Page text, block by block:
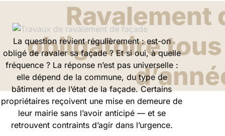
Ravalement
obligatoire
La question revient régulièrement : est-on
obligé de ravaler sa façade ? Et si oui, à quelle
fréquence ? La réponse n’est pas universelle :
elle dépend de la commune, du type de
bâtiment et de l’état de la façade. Certains
propriétaires reçoivent une mise en demeure de
leur mairie sans l’avoir anticipé — et se
retrouvent contraints d’agir dans l’urgence.